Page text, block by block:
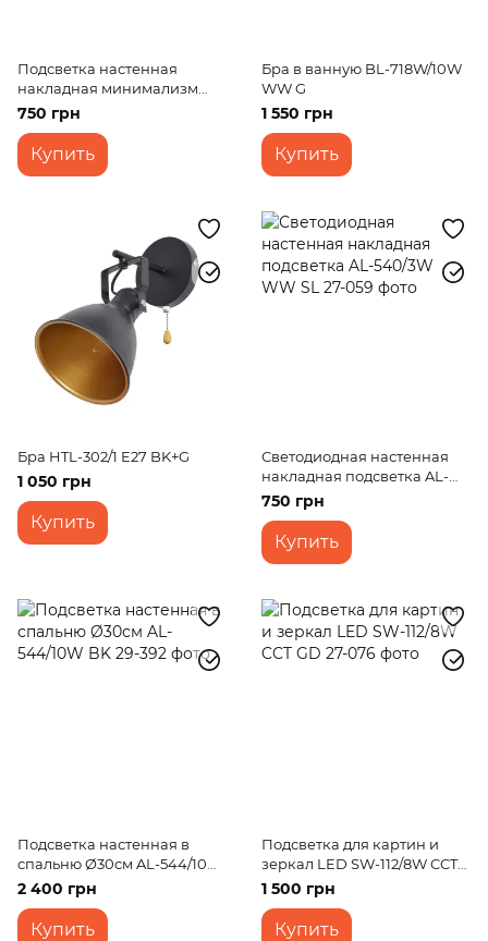
Подсветка настенная
накладная минимализм
LED AL-549/3W WW BK
750 грн
Купить
Бра в ванную BL-718W/10W
WW G
1 550 грн
Купить
Бра HTL-302/1 E27 BK+G
1 050 грн
Купить
Светодиодная настенная
накладная подсветка AL-
540/3W WW SL
750 грн
Купить
Подсветка настенная в
спальню Ø30см AL-544/10W
BK
2 400 грн
Купить
Подсветка для картин и
зеркал LED SW-112/8W CCT
GD
1 500 грн
Купить